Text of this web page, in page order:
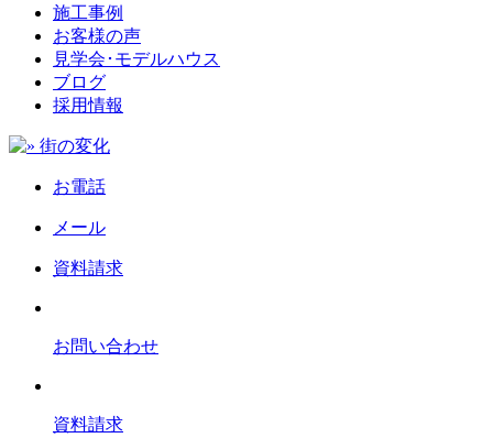
施工事例
お客様の声
見学会･モデルハウス
ブログ
採用情報
お電話
メール
資料請求
お問い合わせ
資料請求